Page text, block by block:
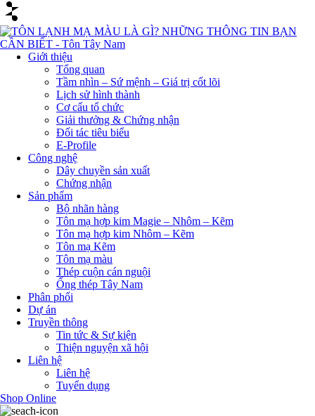
Giới thiệu
Tổng quan
Tầm nhìn – Sứ mệnh – Giá trị cốt lõi
Lịch sử hình thành
Cơ cấu tổ chức
Giải thưởng & Chứng nhận
Đối tác tiêu biểu
E-Profile
Công nghệ
Dây chuyền sản xuất
Chứng nhận
Sản phẩm
Bộ nhãn hàng
Tôn mạ hợp kim Magie – Nhôm – Kẽm
Tôn mạ hợp kim Nhôm – Kẽm
Tôn mạ Kẽm
Tôn mạ màu
Thép cuộn cán nguội
Ống thép Tây Nam
Phân phối
Dự án
Truyền thông
Tin tức & Sự kiện
Thiện nguyện xã hội
Liên hệ
Liên hệ
Tuyển dụng
Shop Online